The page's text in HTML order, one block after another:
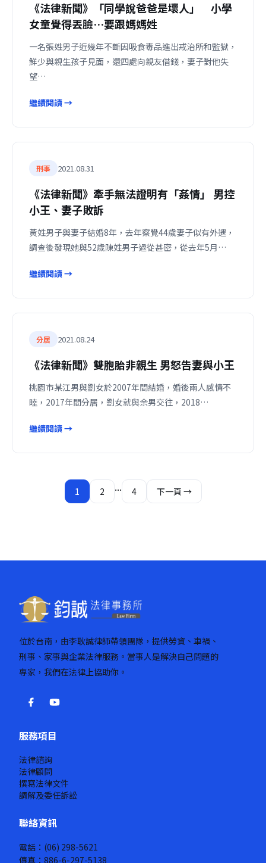
《法律新聞》「同學說爸爸是壞人」 小學
女童覺得丟臉…要跟媽媽姓
一名張姓男子近幾年不斷因吸食毒品進出戒治所和監獄，
鮮少與親生孩子見面，還四處向親友借錢，妻子對他失
望…
繼續閱讀 →
刑事 2021.08.31
《法律新聞》牽手無法證明有「姦情」 男控
小王、妻子敗訴
黃姓男子與妻子結婚8年，去年察覺44歲妻子似有外遇，
調查後發現她與52歲陳姓男子過從甚密，從去年5月…
繼續閱讀 →
分居 2021.08.24
《法律新聞》雙胞胎非親生 男怒告妻與小王
桃園市某江男與劉女於2007年間結婚，婚後兩人感情不
睦，2017年間分居，劉女就與余男交往，2018…
繼續閱讀 →
1 2 ... 4 下一頁 →
位於台南，由李耿誠律師帶領團隊，提供勞資、車禍、
刑事、家事與企業法律服務。當事人是解決自己問題的
專家，我們在法律上協助你。
服務項目
法律諮詢
法律顧問
撰寫法律文件
調解及委任訴訟
聯絡資訊
電話：(06) 298-5621
傳真：886-6-297-5138